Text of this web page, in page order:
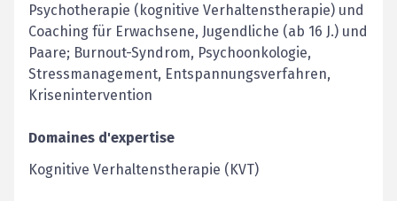
Psychotherapie (kognitive Verhaltenstherapie) und
Coaching für ­Erwachsene, Jugendliche (ab 16 J.) und
Paare; Burnout-Syndrom, Psychoonkologie,
Stressmanagement, Entspannungs­verfahren,
Krisenintervention
Domaines d'expertise
Kognitive Verhaltenstherapie (KVT)